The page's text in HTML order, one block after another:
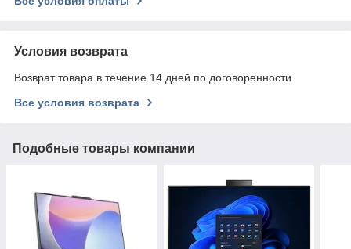
Условия возврата
Возврат товара в течение 14 дней по договоренности
Все условия возврата
Подобные товары компании